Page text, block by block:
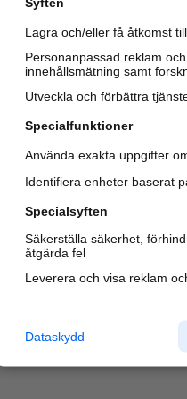
Varje vecka besöker
oss för att hitta rätt
Lagra och/eller få åtkomst
Personanpassad reklam
innehållsmätning samt
Utveckla och förbättra
Specialfunktioner
Använda exakta uppgifter
Identifiera enheter baserat
Specialsyften
Säkerställa säkerhet,
åtgärda fel
Leverera och visa reklam
Dataskydd